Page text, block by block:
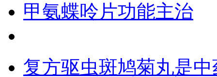
甲氨蝶呤片功能主治
复方驱虫斑鸠菊丸是中